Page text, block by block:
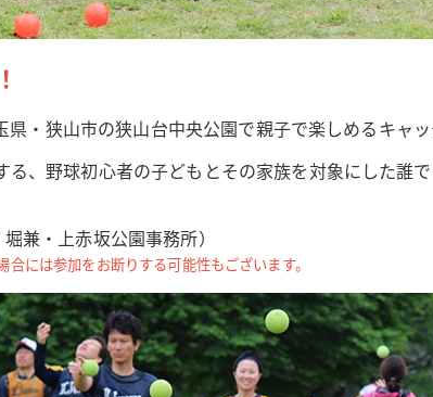
・狭山市の狭山台中央公園で親子で楽しめるキャ
、野球初心者の子どもとその家族を対象にした誰で
兼・上赤坂公園事務所）
には参加をお断りする可能性もございます。